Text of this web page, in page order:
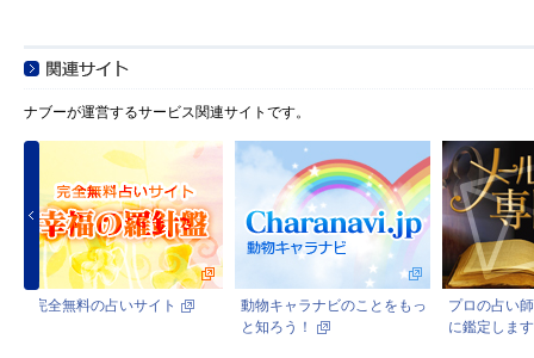
ナブーが運営するサービス関連サイトです。
動物キャラナビのことをもっ
プロの占い師が貴方の為だけ
に鑑定します！
プロの技
力なツー